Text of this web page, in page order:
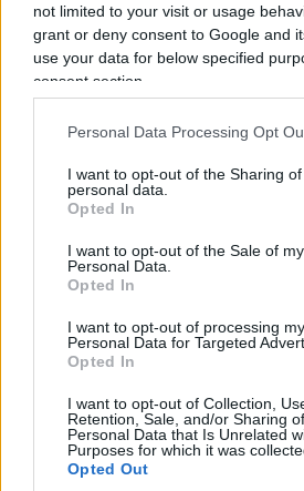
not limited to your visit or usage
grant or deny consent to Google and
use your data for below specified
consent section.
Personal Data Processing Opt
I want to opt-out of the Sharing
personal data.
Opted In
I want to opt-out of the Sale of my
Personal Data.
Opted In
I want to opt-out of processing my
Personal Data for Targeted
Opted In
I want to opt-out of Collection,
Retention, Sale, and/or Sharing
Personal Data that Is Unrelated
Purposes for which it was
Opted Out
Conte nel suo patto fantasma,
fascinazione per i dpcm che
repressive più immediate e
emergenziali tradisce un che
grottesco mavagamente
da uno che con ogni evidenza
mio! Che il tuo patto noi non
né sottoscritto. Non l’ha visto
davanti al Tribunale dei
ammettere: “Credevo si
succedeva niente”. Ci
alle circostanze barbine, come
rinchiudeva tutti lasciando